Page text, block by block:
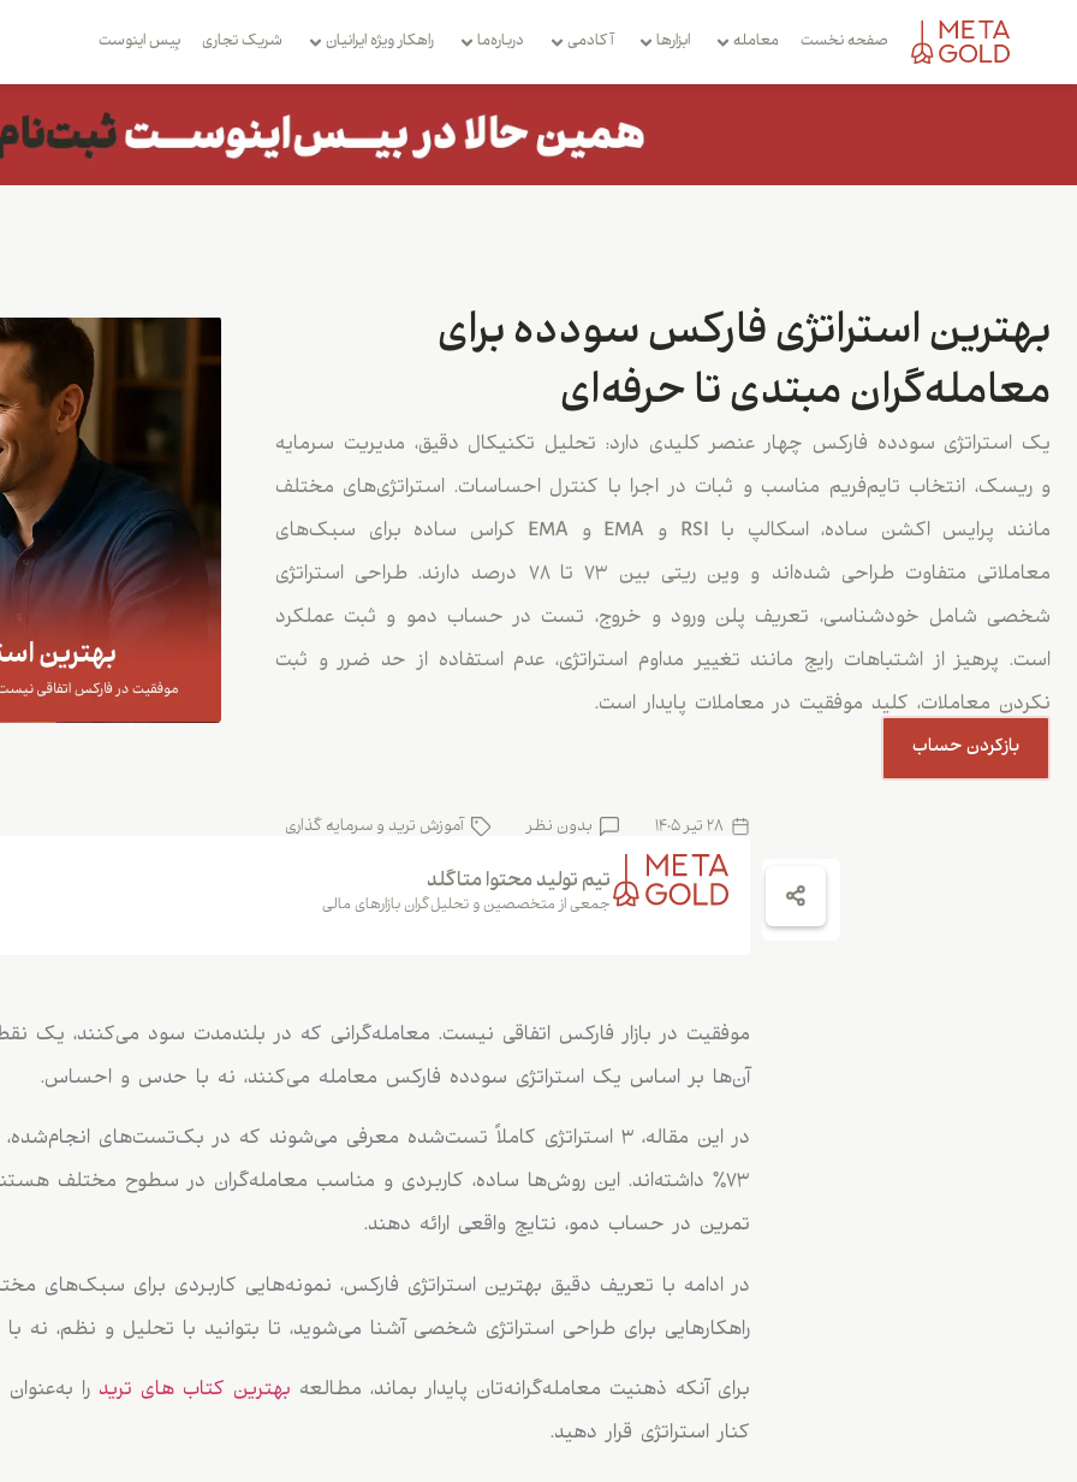
صفحه نخست معامله ابزارها آکادمی درباره‌ما راهکار ویژه ایرانیان شریک تجاری بِیس اینوست
بهترین استراتژی فارکس سودده برای
معامله‌گران مبتدی تا حرفه‌ای
یک استراتژی سودده فارکس چهار عنصر کلیدی دارد: تحلیل تکنیکال دقیق، مدیریت سرمایه
و ریسک، انتخاب تایم‌فریم مناسب و ثبات در اجرا با کنترل احساسات. استراتژی‌های مختلف
مانند پرایس اکشن ساده، اسکالپ با RSI و EMA و EMA کراس ساده برای سبک‌های
معاملاتی متفاوت طراحی شده‌اند و وین ریتی بین ۷۳ تا ۷۸ درصد دارند. طراحی استراتژی
شخصی شامل خودشناسی، تعریف پلن ورود و خروج، تست در حساب دمو و ثبت عملکرد
است. پرهیز از اشتباهات رایج مانند تغییر مداوم استراتژی، عدم استفاده از حد ضرر و ثبت
نکردن معاملات، کلید موفقیت در معاملات پایدار است.
بازکردن حساب
28 تیر 1405 بدون نظر آموزش ترید و سرمایه گذاری
تیم تولید محتوا متاگلد
جمعی از متخصصین و تحلیل‌گران بازارهای مالی
موفقیت در بازار فارکس اتفاقی نیست. معامله‌گرانی که در بلندمدت سود می‌کنند، یک
آن‌ها بر اساس یک استراتژی سودده فارکس معامله می‌کنند، نه با حدس و احساس.
در این مقاله، ۳ استراتژی کاملاً تست‌شده معرفی می‌شوند که در بک‌تست‌های
۷۳٪ داشته‌اند. این روش‌ها ساده، کاربردی و مناسب معامله‌گران در سطوح مختلف
تمرین در حساب دمو، نتایج واقعی ارائه دهند.
در ادامه با تعریف دقیق بهترین استراتژی فارکس، نمونه‌هایی کاربردی برای سبک‌های
راهکارهایی برای طراحی استراتژی شخصی آشنا می‌شوید، تا بتوانید با تحلیل و نظم، نه با
برای آنکه ذهنیت معامله‌گرانه‌تان پایدار بماند، مطالعه بهترین کتاب های ترید را
کنار استراتژی قرار دهید.